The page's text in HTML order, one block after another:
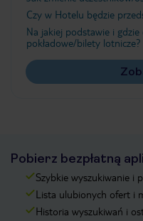
Czy w Hotelu będzie
Na jakiej podstawie i
pokładowe/bilety lotnicze?
Pobierz bezpłatną
Szybkie wyszukiwanie i
Lista ulubionych ofert i
Historia wyszukiwań i